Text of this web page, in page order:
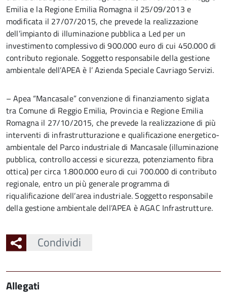
Emilia e la Regione Emilia Romagna il 25/09/2013 e
modificata il 27/07/2015, che prevede la realizzazione
dell’impianto di illuminazione pubblica a Led per un
investimento complessivo di 900.000 euro di cui 450.000 di
contributo regionale. Soggetto responsabile della gestione
ambientale dell’APEA è l’ Azienda Speciale Cavriago Servizi.
– Apea “Mancasale” convenzione di finanziamento siglata
tra Comune di Reggio Emilia, Provincia e Regione Emilia
Romagna il 27/10/2015, che prevede la realizzazione di più
interventi di infrastrutturazione e qualificazione energetico-
ambientale del Parco industriale di Mancasale (illuminazione
pubblica, controllo accessi e sicurezza, potenziamento fibra
ottica) per circa 1.800.000 euro di cui 700.000 di contributo
regionale, entro un più generale programma di
riqualificazione dell’area industriale. Soggetto responsabile
della gestione ambientale dell’APEA è AGAC Infrastrutture.
Condividi
Allegati